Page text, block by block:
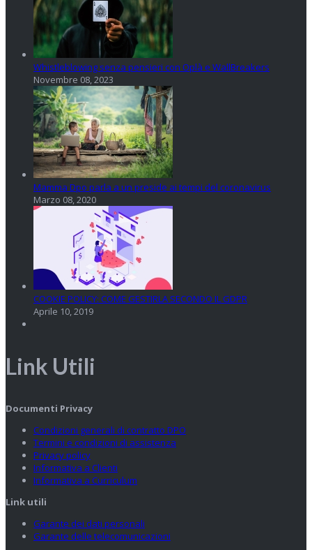
Whistleblowing senza pensieri con Oplà e WallBreakers
Novembre 08, 2023
Mamma Dpo parla a un preside ai tempi del coronavirus
Marzo 08, 2020
COOKIE POLICY: COME GESTIRLA SECONDO IL GDPR
Aprile 10, 2019
Link Utili
Documenti Privacy
Condizioni generali di contratto DPO
Termini e condizioni di assistenza
Privacy policy
Informativa a Clienti
Informativa a Curriculum
Link utili
Garante dei dati personali
Garante delle telecomunicazioni